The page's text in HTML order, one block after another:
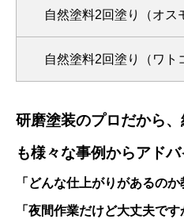
自然塗料2回塗り（オス
自然塗料2回塗り（ワト
研磨塗装のプロだから
も様々な事例からアドバ
「どんな仕上がりがあるの
「夜間作業だけど大丈夫です